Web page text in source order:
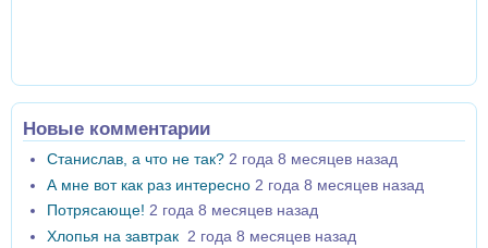
Новые комментарии
Станислав, а что не так? 2 года 8 месяцев назад
А мне вот как раз интересно 2 года 8 месяцев назад
Потрясающе! 2 года 8 месяцев назад
Хлопья на завтрак 2 года 8 месяцев назад